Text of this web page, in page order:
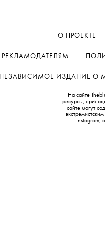
О ПРОЕКТЕ
РЕКЛАМОДАТЕЛЯМ
НЕЗАВИСИМОЕ ИЗДАНИЕ О
На сайте
ресурсы,
сайте могут
Instagram,